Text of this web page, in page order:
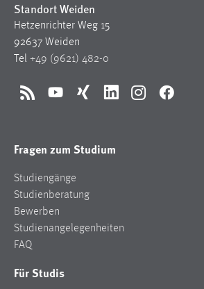
Standort Weiden
Hetzenrichter Weg 15
92637 Weiden
Tel +49 (9621) 482-0
RSS YouTubeXing LinkedInInstagramFacebook
Fragen zum Studium
Studiengänge
Studienberatung
Bewerben
Studienangelegenheiten
FAQ
Für Studis